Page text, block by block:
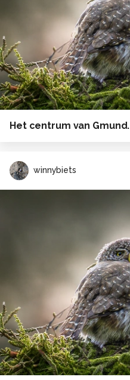
Het centrum van Gmund.
winnybiets